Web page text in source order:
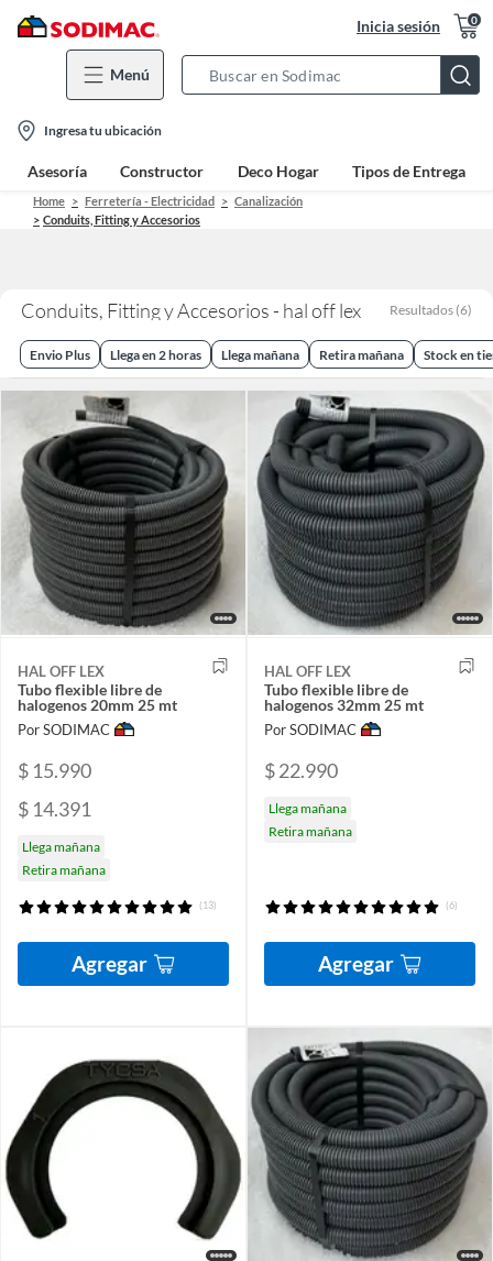
Inicia sesión 0
Menú
Bar
location-
icon
Ingresa tu ubicación
Asesoría Constructor Deco Hogar Tipos de Entrega
Home Ferretería - Electricidad
Canalización
Conduits, Fitting y Accesorios
Conduits, Fitting y Accesorios - hal off lex Resultados (6)
Envio Plus Llega en 2 horas Llega mañana Retira mañana Stock en
HAL OFF LEX
Tubo flexible libre de
halogenos 20mm 25 mt
Por SODIMAC
$ 15.990
$ 14.391
Llega mañana
Retira mañana
(13)
Agregar
HAL OFF LEX
Tubo flexible libre de
halogenos 32mm 25 mt
Por SODIMAC
$ 22.990
Llega mañana
Retira mañana
(6)
Agregar